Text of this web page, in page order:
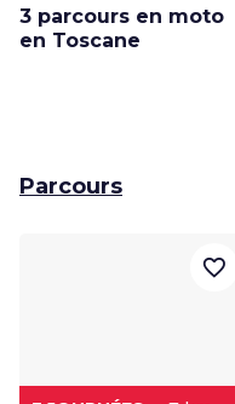
3 parcours en moto
en Toscane
Parcours
favorite_border